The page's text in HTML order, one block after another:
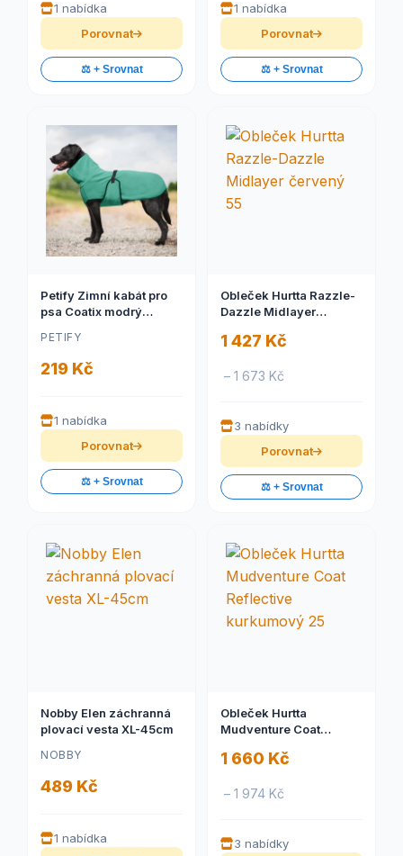
1 nabídka
Porovnat
⚖️ + Srovnat
1 nabídka
Porovnat
⚖️ + Srovnat
Petify Zimní kabát pro
psa Coatix modrý
PETIFY
219 Kč
1 nabídka
Porovnat
⚖️ + Srovnat
Obleček Hurtta Razzle-
Dazzle Midlayer
1 427 Kč
– 1 673 Kč
3 nabídky
Porovnat
⚖️ + Srovnat
Nobby Elen záchranná
plovací vesta XL-45cm
NOBBY
489 Kč
1 nabídka
Obleček Hurtta
Mudventure Coat
25
1 660 Kč
– 1 974 Kč
3 nabídky